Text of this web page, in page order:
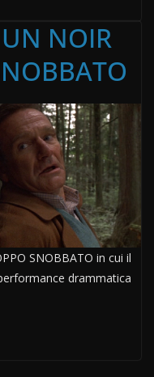
NOIR
SNOBBATO in cui il
drammatica